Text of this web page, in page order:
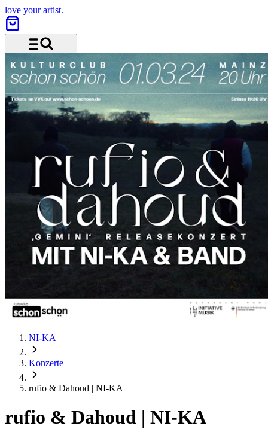
love your artist.
Menü und Suche
NI-KA
Konzerte
rufio & Dahoud | NI-KA
rufio & Dahoud | NI-KA